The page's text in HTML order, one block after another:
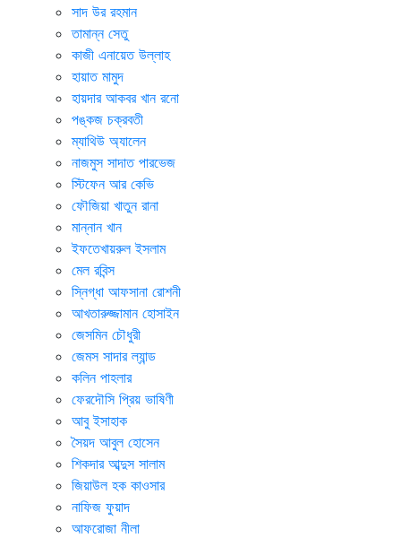
সাদ উর রহমান
তামান্ন সেতু
কাজী এনায়েত উল্লাহ
হায়াত মামুদ
হায়দার আকবর খান রনো
পঙ্কজ চক্রবতী
ম্যাথিউ অ্যালেন
নাজমুস সাদাত পারভেজ
স্টিফেন আর কেভি
ফৌজিয়া খাতুন রানা
মান্নান খান
ইফতেখায়রুল ইসলাম
মেল রবিন্স
স্নিগ্ধা আফসানা রোশনী
আখতারুজ্জামান হোসাইন
জেসমিন চৌধুরী
জেমস সাদার ল্যান্ড
কলিন পাহলার
ফেরদৌসি প্রিয় ভাষিণী
আবু ইসাহাক
সৈয়দ আবুল হোসেন
শিকদার আব্দুস সালাম
জিয়াউল হক কাওসার
নাফিজ ফুয়াদ
আফরোজা নীলা